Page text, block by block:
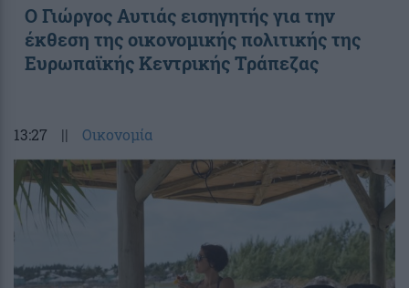
Ο Γιώργος Αυτιάς εισηγητής για την
έκθεση της οικονομικής πολιτικής της
Ευρωπαϊκής Κεντρικής Τράπεζας
13:27 || Οικονομία